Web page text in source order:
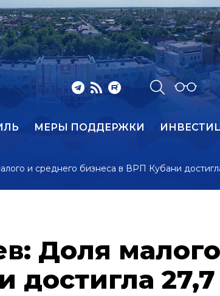
МЕРЫ ПОДДЕРЖКИ
и среднего бизнеса в ВРП Кубани
Доля
достигла